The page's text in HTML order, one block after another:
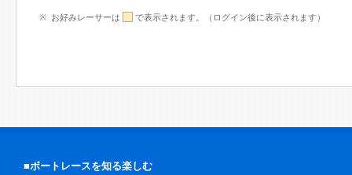
お好みレーサーは で表示されます。（ログイン後に表示されます）
■ボートレースを知る楽しむ